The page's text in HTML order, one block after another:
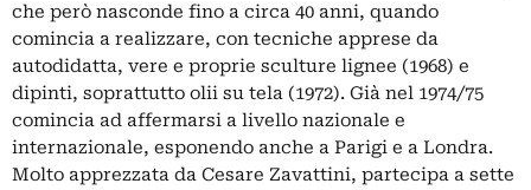
che però nasconde fino a circa 40 anni, quando
comincia a realizzare, con tecniche apprese da
autodidatta, vere e proprie sculture lignee (1968) e
dipinti, soprattutto olii su tela (1972). Già nel 1974/75
comincia ad affermarsi a livello nazionale e
internazionale, esponendo anche a Parigi e a Londra.
Molto apprezzata da Cesare Zavattini, partecipa a sette